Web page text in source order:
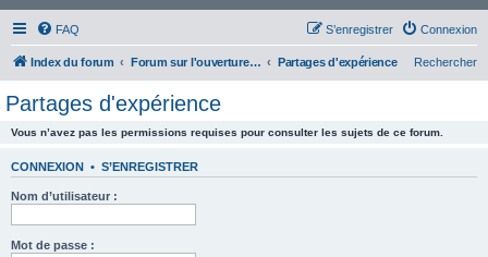
FAQ Connexion
S’enregistrer
Index du forum Forum sur l'ouverture fine Partages d'expérience Rechercher
Partages d'expérience
Vous n’avez pas les permissions requises pour consulter les sujets de ce forum.
CONNEXION • S’ENREGISTRER
Nom d’utilisateur :
Mot de passe :